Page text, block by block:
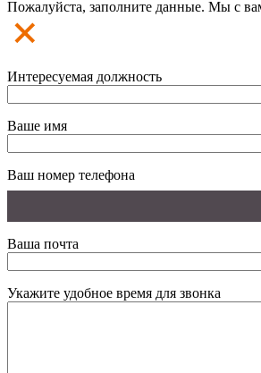
Пожалуйста, заполните данные. Мы с
Интересуемая должность
Ваше имя
Ваш номер телефона
Ваша почта
Укажите удобное время для звонка